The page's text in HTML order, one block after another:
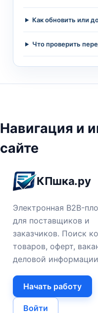
Как обновить или
Что проверить
Навигация и
сайте
КПшка.ру
Электронная B2B-
для поставщиков и
заказчиков. Поиск
товаров, оферт,
деловой
Начать работу
Войти